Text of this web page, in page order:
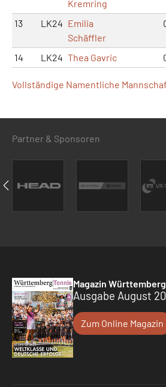
Kremring
13 LK24 Emilia
Schäffler
14 LK24 Thea Gavric
Vollständige Namentliche
Partner & Sponsoren
Magazin
Ausgabe August
Zum Online Magazin